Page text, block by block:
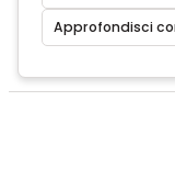
Approfondisci